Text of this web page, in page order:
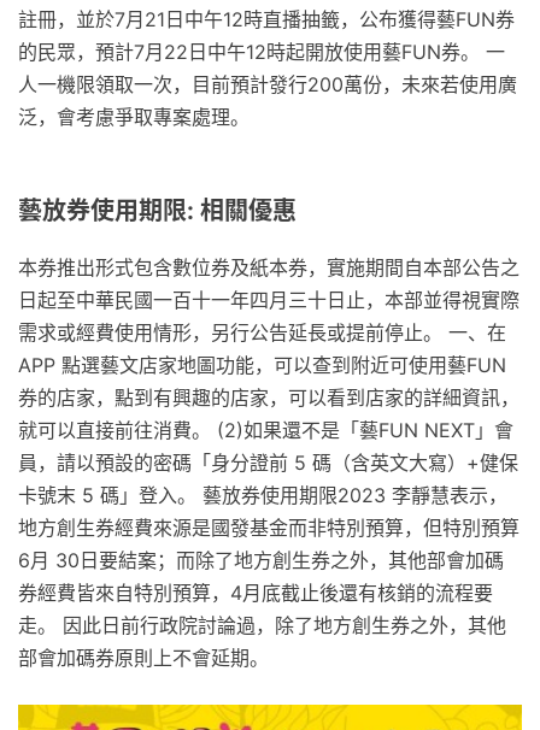
註冊，並於7月21日中午12時直播抽籤，公布獲得藝FUN券
的民眾，預計7月22日中午12時起開放使用藝FUN券。 一
人一機限領取一次，目前預計發行200萬份，未來若使用廣
泛，會考慮爭取專案處理。
藝放券使用期限: 相關優惠
本券推出形式包含數位券及紙本券，實施期間自本部公告之
日起至中華民國一百十一年四月三十日止，本部並得視實際
需求或經費使用情形，另行公告延長或提前停止。 一、在
APP 點選藝文店家地圖功能，可以查到附近可使用藝FUN
券的店家，點到有興趣的店家，可以看到店家的詳細資訊，
就可以直接前往消費。 (2)如果還不是「藝FUN NEXT」會
員，請以預設的密碼「身分證前 5 碼（含英文大寫）+健保
卡號末 5 碼」登入。 藝放券使用期限2023 李靜慧表示，
地方創生券經費來源是國發基金而非特別預算，但特別預算
6月 30日要結案；而除了地方創生券之外，其他部會加碼
券經費皆來自特別預算，4月底截止後還有核銷的流程要
走。 因此日前行政院討論過，除了地方創生券之外，其他
部會加碼券原則上不會延期。